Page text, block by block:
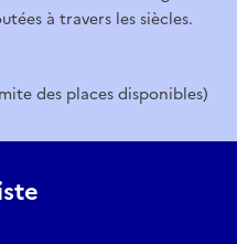
à travers les siècles.
des places disponibles)